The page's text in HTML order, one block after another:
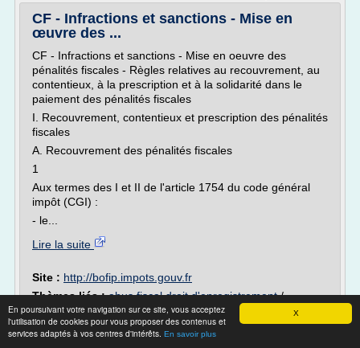
X
En poursuivant votre navigation sur ce site, vous acceptez
l'utilisation de cookies pour vous proposer des contenus et
services adaptés à vos centres d'intérêts. En savoir plus
CF - Infractions et sanctions - Mise en
œuvre des ...
CF - Infractions et sanctions - Mise en oeuvre des
pénalités fiscales - Règles relatives au recouvrement, au
contentieux, à la prescription et à la solidarité dans le
paiement des pénalités fiscales
I. Recouvrement, contentieux et prescription des pénalités
fiscales
A. Recouvrement des pénalités fiscales
1
Aux termes des I et II de l'article 1754 du code général
impôt (CGI) :
- le...
Lire la suite
Site : http://bofip.impots.gouv.fr
Thèmes liés :abus fiscal droit d'enregistrement/
definition fiscale de l'oeuvre d'art/
penalites fiscales
d'assiette/ code general impots amende fiscale 1768 bis/droit
fiscal impots taxe redevance